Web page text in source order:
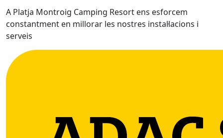
A Platja Montroig Camping Resort ens esforcem
constantment en millorar les nostres instal·lacions i
serveis